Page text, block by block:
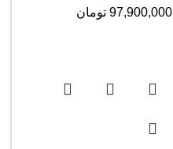
97,900,000 تومان